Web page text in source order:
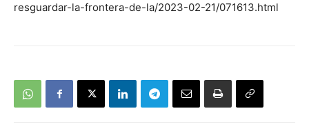
resguardar-la-frontera-de-la/2023-02-21/071613.html